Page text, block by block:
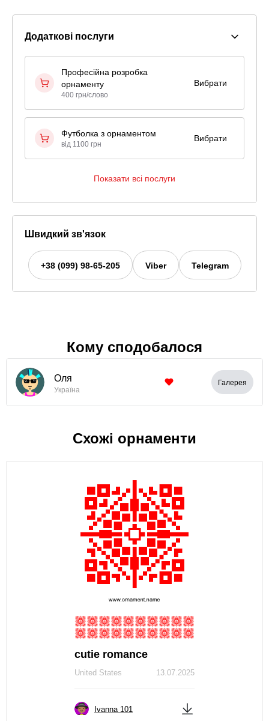
Додаткові послуги
Професійна розробка
орнаменту
400 грн/слово
Вибрати
Футболка з орнаментом
від 1100 грн
Вибрати
Показати всі послуги
Швидкий зв'язок
+38 (099) 98-65-205 Viber Telegram
Кому сподобалося
Оля
Україна
Галерея
Схожі орнаменти
cutie romance
13.07.2025
United States
Ivanna 101